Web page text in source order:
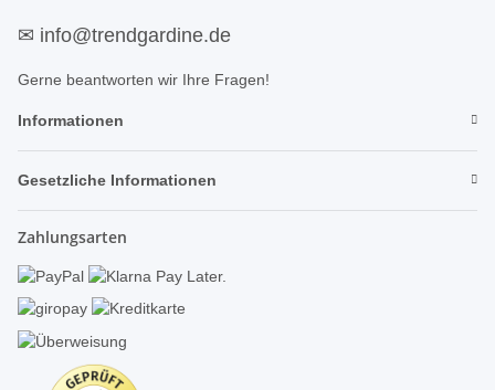
✉ info@trendgardine.de
Gerne beantworten wir Ihre Fragen!
Informationen
Gesetzliche Informationen
Zahlungsarten